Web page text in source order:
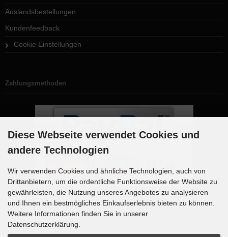
Auslandsbestellungen
Kundenfeedback
Cookie Einstellungen
Zahlungsmethoden
Newsletter-Anmeldung
Diese Webseite verwendet Cookies und
andere Technologien
Wir verwenden Cookies und ähnliche Technologien, auch von
Drittanbietern, um die ordentliche Funktionsweise der Website zu
gewährleisten, die Nutzung unseres Angebotes zu analysieren
und Ihnen ein bestmögliches Einkaufserlebnis bieten zu können.
Weitere Informationen finden Sie in unserer
Datenschutzerklärung.